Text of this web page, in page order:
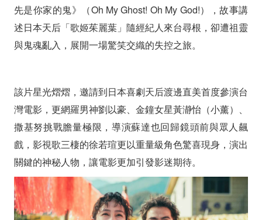
我
家
的
祖
先
是
你
家
的
先是你家的鬼》（Oh My Ghost! Oh My God!），故事講
述日本天后「歌姬茱麗葉」隨經紀人來台尋根，卻遭祖靈
與鬼魂亂入，展開一場驚笑交織的失控之旅。
該片星光熠熠，邀請到日本喜劇天后渡邊直美首度參演台
灣電影，更網羅男神劉以豪、金鐘女星黃瀞怡（小薰）、
撒基努挑戰膽量極限，導演蘇達也回歸鏡頭前與眾人飆
戲，影視歌三棲的徐若瑄更以重量級角色驚喜現身，演出
關鍵的神秘人物，讓電影更加引發影迷期待。